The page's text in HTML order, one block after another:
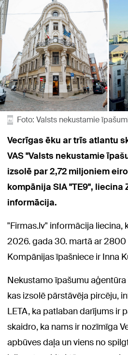
Foto: Valsts nekustamie
Vecrīgas ēku ar trīs atlantu
VAS "Valsts nekustamie
izsolē par 2,72 miljoniem
kompānija SIA "TE9", liecina
informācija.
"Firmas.lv" informācija liecina,
2026. gada 30. martā ar
Kompānijas īpašniece ir Inna
Nekustamo īpašumu aģentūra
kas izsolē pārstāvēja pircēju,
LETA, ka patlaban darījums ir
skaidro, ka nams ir nozīmīga
apbūves daļa un viens no